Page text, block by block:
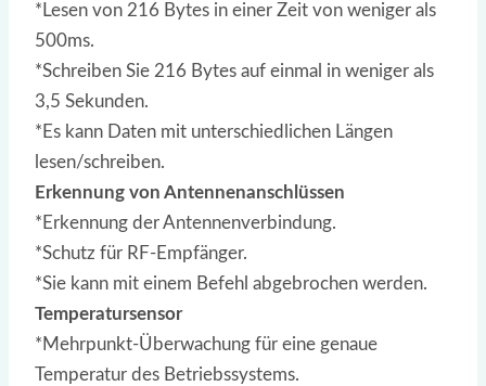
*Lesen von 216 Bytes in einer Zeit von weniger als
500ms.
*Schreiben Sie 216 Bytes auf einmal in weniger als
3,5 Sekunden.
*Es kann Daten mit unterschiedlichen Längen
lesen/schreiben.
Erkennung von Antennenanschlüssen
*Erkennung der Antennenverbindung.
*Schutz für RF-Empfänger.
*Sie kann mit einem Befehl abgebrochen werden.
Temperatursensor
*Mehrpunkt-Überwachung für eine genaue
Temperatur des Betriebssystems.